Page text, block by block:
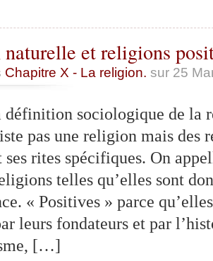
et religions
Chapitre X - La religion. sur 25
sociologique de la
pas une religion mais des
ses rites spécifiques. On
telles qu’elles sont
« Positives » parce
leurs fondateurs et par
[…]